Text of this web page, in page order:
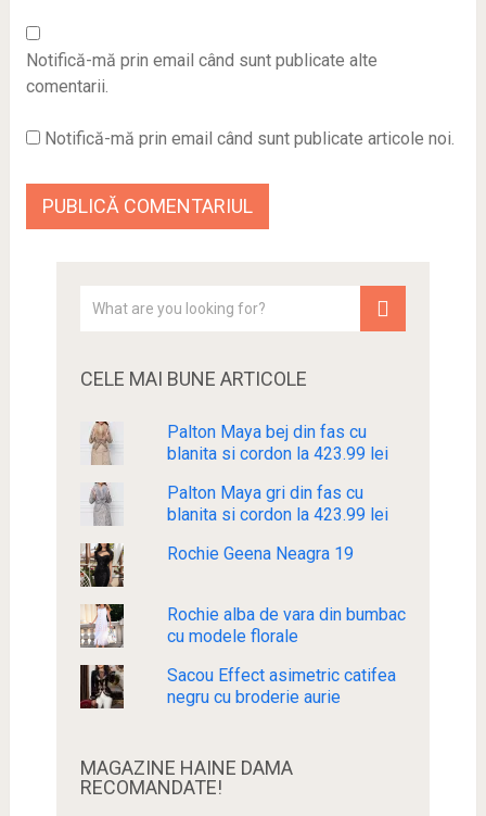
Notifică-mă prin email când sunt publicate alte
comentarii.
Notifică-mă prin email când sunt publicate articole noi.
CELE MAI BUNE ARTICOLE
Palton Maya bej din fas cu
blanita si cordon la 423.99 lei
Palton Maya gri din fas cu
blanita si cordon la 423.99 lei
Rochie Geena Neagra 19
Rochie alba de vara din bumbac
cu modele florale
Sacou Effect asimetric catifea
negru cu broderie aurie
MAGAZINE HAINE DAMA
RECOMANDATE!